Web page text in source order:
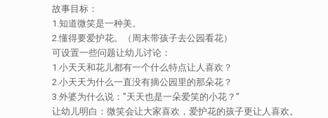
故事目标：
1.知道微笑是一种美。
2.懂得要爱护花。（周末带孩子去公园看花）
可设置一些问题让幼儿讨论：
1.小天天和花儿都有一个什么特点让人喜欢？
2.小天天为什么一直没有摘公园里的那朵花？
3.外婆为什么说：”天天也是一朵爱笑的小花？”
让幼儿明白：微笑会让大家喜欢，爱护花的孩子更让人喜欢。